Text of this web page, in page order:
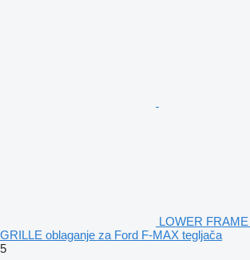
LOWER
GRILLE oblaganje za Ford F-MAX tegljača
5